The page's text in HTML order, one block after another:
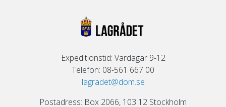
Expeditionstid: Vardagar 9-12
Telefon: 08-561 667 00
lagradet@dom.se
Postadress: Box 2066, 103 12 Stockholm